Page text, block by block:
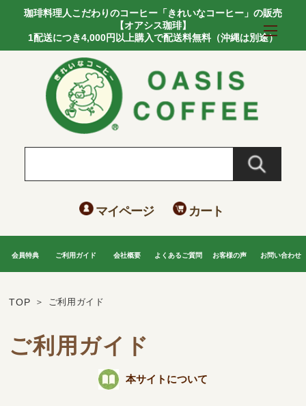
珈琲料理人こだわりのコーヒー「きれいなコーヒー」の販売
【オアシス珈琲】
1配送につき4,000円以上購入で配送料無料（沖縄は別途）
マイページ カート
会員特典 ご利用ガイド 会社概要 よくあるご質問 お客様の声 お問い合わせ
TOP ご利用ガイド
ご利用ガイド
本サイトについて